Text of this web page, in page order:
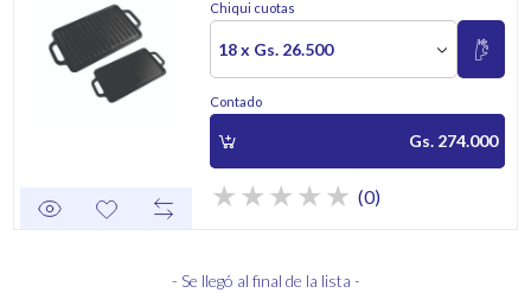
Chiqui cuotas
18 x Gs. 26.500
Contado
Gs. 274.000
(0)
- Se llegó al final de la lista -